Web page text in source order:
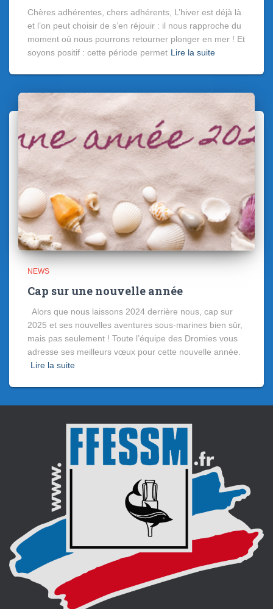
Chères adhérentes, chers adhérents, L’hiver est déjà là
et l’on peut choisir de s’en réjouir : il nous rapproche du
moment où nous pourrons retourner plonger en mer ! Et
soyons positif : cette période permet Lire la suite
NEWS
Cap sur une nouvelle année
Alors que nous laissons 2024 derrière nous, cap sur
2025 et ses nouvelles aventures sous-marines bien sûr,
mais pas seulement ! Toute l’équipe des Dromies vous
adresse ses meilleurs vœux pour cette nouvelle année.
Lire la suite